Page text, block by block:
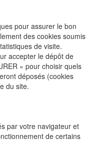
pour assurer le bon
des cookies soumis
de visite.
accepter le dépôt de
» pour choisir quels
déposés (cookies
du site.
par votre navigateur et
de certains